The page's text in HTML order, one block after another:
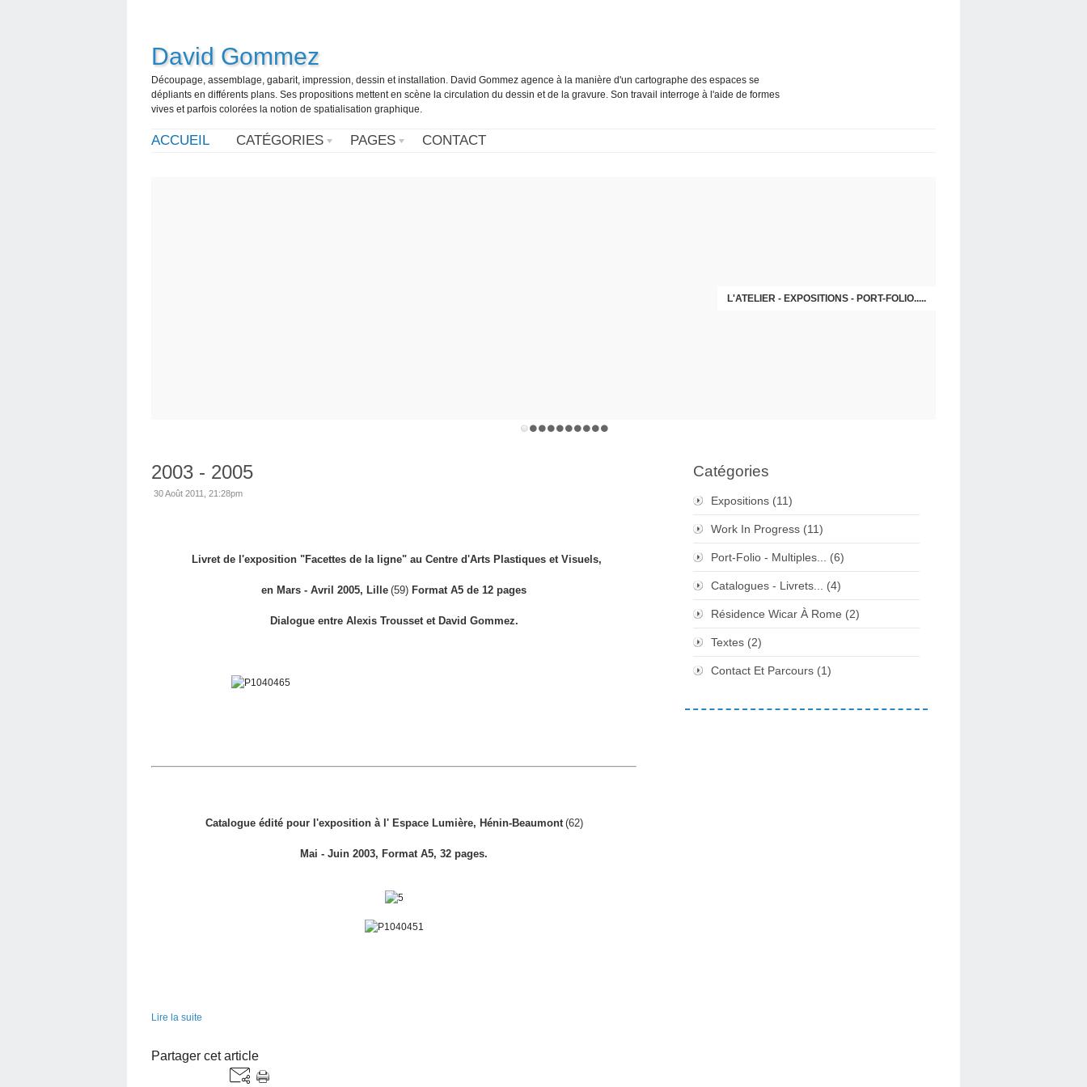
David Gommez
Découpage, assemblage, gabarit, impression, dessin et installation. David Gommez agence à la manière d'un cartographe des espaces se
dépliants en différents plans. Ses propositions mettent en scène la circulation du dessin et de la gravure. Son travail interroge à l'aide de formes
vives et parfois colorées la notion de spatialisation graphique.
ACCUEIL CATÉGORIES PAGES CONTACT
L'ATELIER - EXPOSITIONS - PORT-FOLIO.....
GRANDS FORMATS 2018 - 2020
2003 - 2005
30 Août 2011, 21:28pm
Livret de l'exposition "Facettes de la ligne" au Centre d'Arts Plastiques et Visuels,
en Mars - Avril 2005, Lille (59) Format A5 de 12 pages
Dialogue entre Alexis Trousset et David Gommez.
Catalogue édité pour l'exposition à l' Espace Lumière, Hénin-Beaumont (62)
Mai - Juin 2003, Format A5, 32 pages.
Lire la suite
Partager cet article
Catégories
Expositions (11)
Work In Progress (11)
Port-Folio - Multiples... (6)
Catalogues - Livrets... (4)
Résidence Wicar À Rome (2)
Textes (2)
Contact Et Parcours (1)